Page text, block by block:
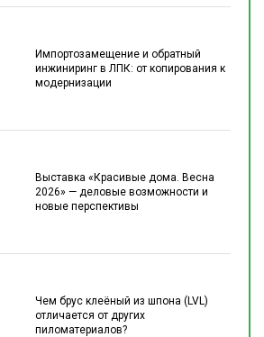
Импортозамещение и обратный
инжиниринг в ЛПК: от копирования к
модернизации
Выставка «Красивые дома. Весна
2026» — деловые возможности и
новые перспективы
Чем брус клеёный из шпона (LVL)
отличается от других
пиломатериалов?